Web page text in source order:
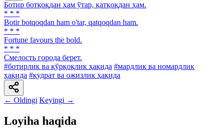
Ботир ботқоқдан ҳам ўтар, қатқоқдан ҳам.
* * *
Botir botqoqdan ham о'tar, qatqoqdan ham.
* * *
Fortune favours the bold.
* * *
Смелость города берет.
#ботирлик ва қўрқоқлик ҳақида #мардлик ва номардлик
ҳақида #қудрат ва ожизлик ҳақида
← Oldingi Keyingi →
Loyiha haqida